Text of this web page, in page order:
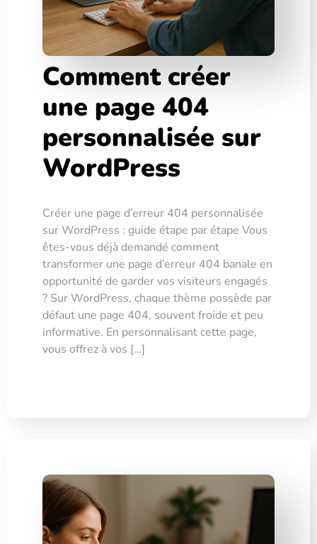
Comment créer
une page 404
personnalisée sur
WordPress
Créer une page d’erreur 404 personnalisée
sur WordPress : guide étape par étape Vous
êtes-vous déjà demandé comment
transformer une page d’erreur 404 banale en
opportunité de garder vos visiteurs engagés
? Sur WordPress, chaque thème possède par
défaut une page 404, souvent froide et peu
informative. En personnalisant cette page,
vous offrez à vos […]